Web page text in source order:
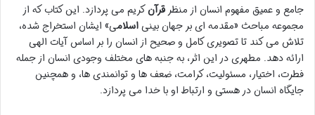
جامع و عمیق مفهوم انسان از منظر قرآنکریم می پردازد. این کتاب که از
مجموعه مباحث «مقدمه ای بر جهان بینیاسلامی» ایشان استخراج شده،
تلاش می کند تا تصویری کامل و صحیح از انسان را بر اساس آیات الهی
ارائه دهد. مطهری در این اثر، به جنبه های مختلف وجودی انسان از جمله
فطرت، اختیار، مسئولیت، کرامت، ضعف ها و توانمندی ها، و همچنین
جایگاه انسان در هستی و ارتباط او با خدا می پردازد.